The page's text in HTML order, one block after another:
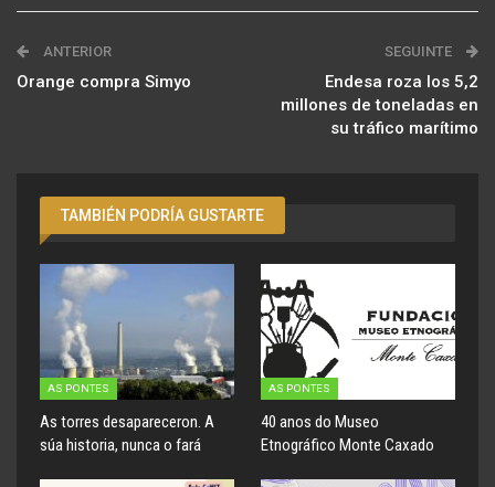
ANTERIOR
Orange compra Simyo
SEGUINTE
Endesa roza los 5,2
millones de toneladas en
su tráfico marítimo
TAMBIÉN PODRÍA GUSTARTE
AS PONTES
As torres desapareceron. A
súa historia, nunca o fará
AS PONTES
40 anos do Museo
Etnográfico Monte Caxado